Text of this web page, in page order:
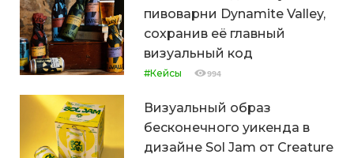
пивоварни Dynamite Valley,
сохранив её главный
визуальный код
#Кейсы 994
Визуальный образ
бесконечного уикенда в
дизайне Sol Jam от Creature